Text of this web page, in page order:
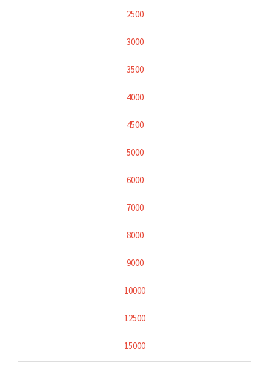
2500
3000
3500
4000
4500
5000
6000
7000
8000
9000
10000
12500
15000